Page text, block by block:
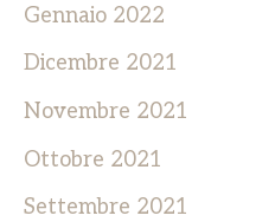
Gennaio 2022
Dicembre 2021
Novembre 2021
Ottobre 2021
Settembre 2021